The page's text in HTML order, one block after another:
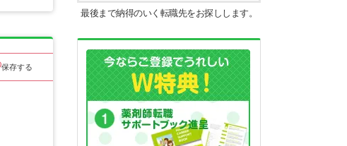
保存する
最後まで納得のいく転職先をお探しします。